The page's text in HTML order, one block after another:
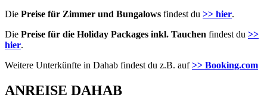
Die Preise für Zimmer und Bungalows findest du >> hier.
Die Preise für die Holiday Packages inkl. Tauchen findest du >>
hier.
Weitere Unterkünfte in Dahab findest du z.B. auf>> Booking.com
ANREISE DAHAB